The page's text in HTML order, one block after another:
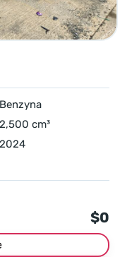
Benzyna
2,500 cm³
2024
$0